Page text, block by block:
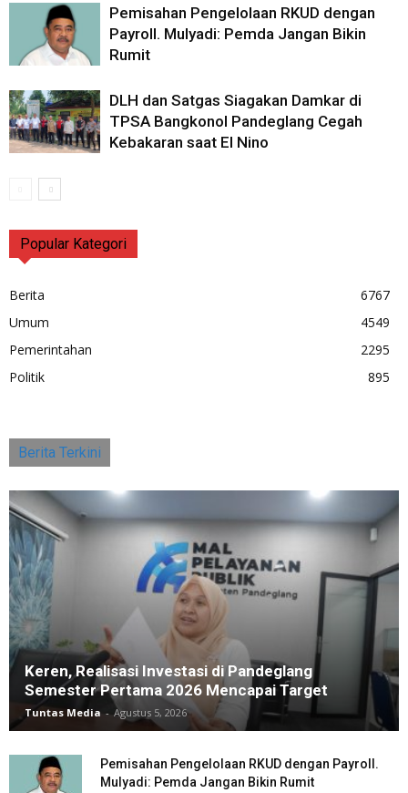
Pemisahan Pengelolaan RKUD dengan
Payroll. Mulyadi: Pemda Jangan Bikin
Rumit
DLH dan Satgas Siagakan Damkar di
TPSA Bangkonol Pandeglang Cegah
Kebakaran saat El Nino
Popular Kategori
Berita
6767
Umum
4549
Pemerintahan
2295
Politik
895
Berita Terkini
Keren, Realisasi Investasi di Pandeglang
Semester Pertama 2026 Mencapai Target
Tuntas Media - Agustus 5, 2026
Pemisahan Pengelolaan RKUD dengan Payroll.
Mulyadi: Pemda Jangan Bikin Rumit